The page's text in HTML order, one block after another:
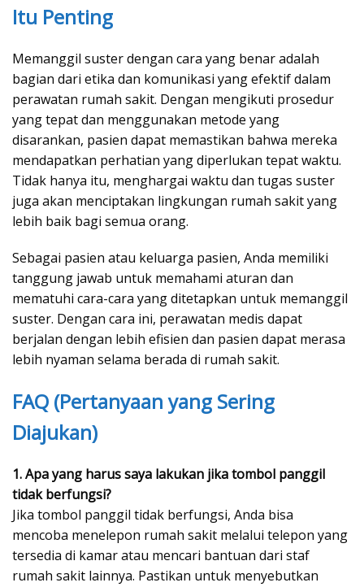
Itu Penting
Memanggil suster dengan cara yang benar adalah
bagian dari etika dan komunikasi yang efektif dalam
perawatan rumah sakit. Dengan mengikuti prosedur
yang tepat dan menggunakan metode yang
disarankan, pasien dapat memastikan bahwa mereka
mendapatkan perhatian yang diperlukan tepat waktu.
Tidak hanya itu, menghargai waktu dan tugas suster
juga akan menciptakan lingkungan rumah sakit yang
lebih baik bagi semua orang.
Sebagai pasien atau keluarga pasien, Anda memiliki
tanggung jawab untuk memahami aturan dan
mematuhi cara-cara yang ditetapkan untuk memanggil
suster. Dengan cara ini, perawatan medis dapat
berjalan dengan lebih efisien dan pasien dapat merasa
lebih nyaman selama berada di rumah sakit.
FAQ (Pertanyaan yang Sering
Diajukan)
1. Apa yang harus saya lakukan jika tombol panggil
tidak berfungsi?
Jika tombol panggil tidak berfungsi, Anda bisa
mencoba menelepon rumah sakit melalui telepon yang
tersedia di kamar atau mencari bantuan dari staf
rumah sakit lainnya. Pastikan untuk menyebutkan